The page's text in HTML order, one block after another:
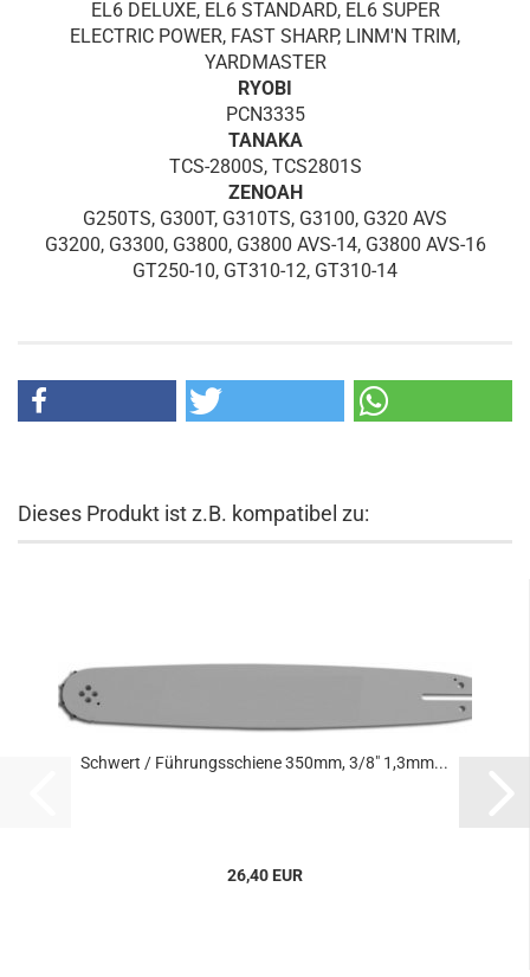
EL6 DELUXE, EL6 STANDARD, EL6 SUPER
ELECTRIC POWER, FAST SHARP, LINM'N TRIM,
YARDMASTER
RYOBI
PCN3335
TANAKA
TCS-2800S, TCS2801S
ZENOAH
G250TS, G300T, G310TS, G3100, G320 AVS
G3200, G3300, G3800, G3800 AVS-14, G3800 AVS-16
GT250-10, GT310-12, GT310-14
Dieses Produkt ist z.B. kompatibel zu:
Schwert / Führungsschiene 350mm, 3/8" 1,3mm...
26,40 EUR